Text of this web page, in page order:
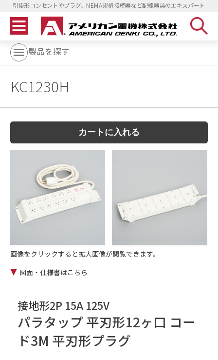
引掛形コンセントやプラグ、NEMA規格接続器など配線器具のエキスパート
製品を探す
KC1230H
画像をクリックすると拡大画像が閲覧できます。
図面・仕様書はこちら
接地形2P 15A 125V
パラタップ 平刃形12ヶ口 コー
ド3M 平刃形プラグ